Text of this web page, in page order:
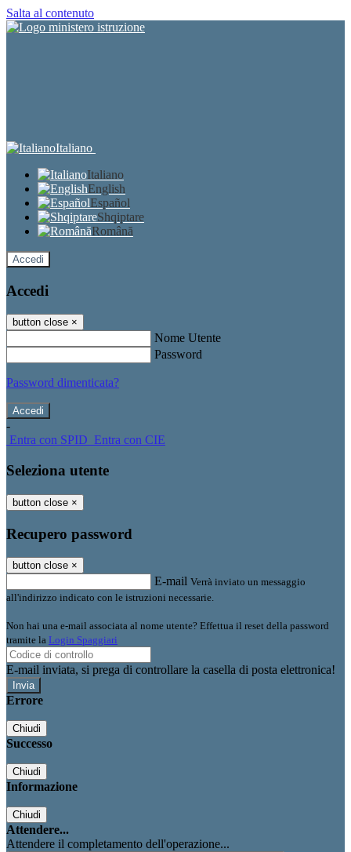
Salta al contenuto
Italiano
Italiano
English
Español
Shqiptare
Română
Accedi
Accedi
button close ×
Nome Utente
Password
Password dimenticata?
-
Entra con SPID Entra con CIE
Seleziona utente
button close ×
Recupero password
button close ×
E-mail Verrà inviato un messaggio
all'indirizzo indicato con le istruzioni necessarie.
Non hai una e-mail associata al nome utente? Effettua il reset della password
tramite la Login Spaggiari
E-mail inviata, si prega di controllare la casella di posta elettronica!
Errore
Chiudi
Successo
Chiudi
Informazione
Chiudi
Attendere...
Attendere il completamento dell'operazione...